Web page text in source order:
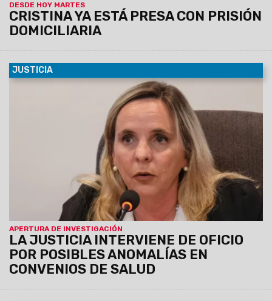
DESDE HOY MARTES
CRISTINA YA ESTÁ PRESA CON PRISIÓN
DOMICILIARIA
JUSTICIA
APERTURA DE INVESTIGACIÓN
LA JUSTICIA INTERVIENE DE OFICIO
POR POSIBLES ANOMALÍAS EN
CONVENIOS DE SALUD
La Unidad de Delitos Económicos Complejos
(UDEC), a cargo de la fiscal penal subrogante Ana Inés
Salinas Odorisio, inició unainvestigación de oficio en
virtud de manifestaciones públicas realizadas por
el ministro de Salud de la Provincia, Federico
Mangione, quien advirtió en medios periodísticos
sobre presuntas irregularidades en los tratamientos y
en la cantidad de pacientes reportados por la
Fundación de Hemofilia.